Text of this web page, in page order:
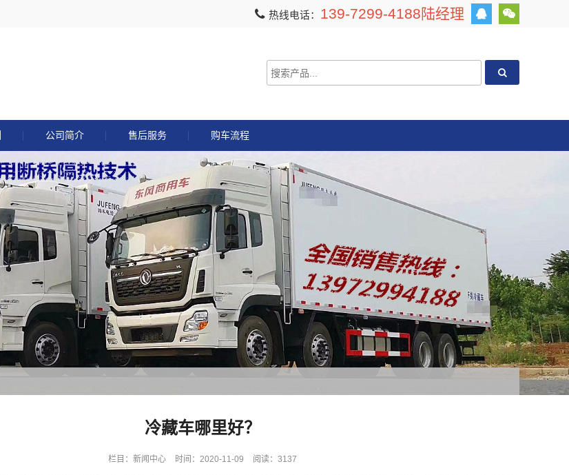
热线电话： 139-7299-4188陆经理
公司简介 售后服务 购车流程
冷藏车哪里好？
栏目： 新闻中心 时间：2020-11-09 阅读：3137